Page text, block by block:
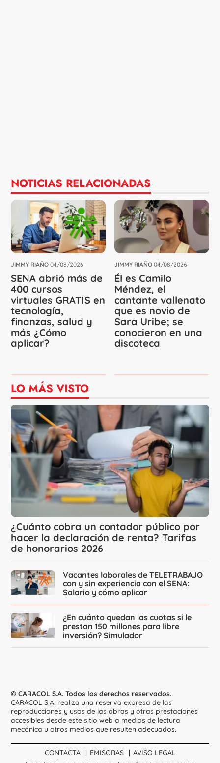
NOTICIAS RELACIONADAS
JIMMY RIAÑO 04/08/2026
SENA abrió más de
400 cursos
virtuales GRATIS en
tecnología,
finanzas, salud y
más ¿Cómo
aplicar?
JIMMY RIAÑO 04/08/2026
Él es Camilo
Méndez, el
cantante vallenato
que es novio de
Sara Uribe; se
conocieron en una
discoteca
LO MÁS VISTO
¿Cuánto cobra un contador público por
hacer la declaración de renta? Tarifas
de honorarios 2026
Vacantes laborales de TELETRABAJO
con y sin experiencia con el SENA:
Salario y cómo aplicar
¿En cuánto quedan las cuotas si le
prestan 150 millones para libre
inversión? Simulador
© CARACOL S.A. Todos los derechos reservados.
CARACOL S.A. realiza una reserva expresa de las
reproducciones y usos de las obras y otras prestaciones
accesibles desde este sitio web a medios de lectura
mecánica u otros medios que resulten adecuados.
CONTACTA EMISORAS
AVISO LEGAL